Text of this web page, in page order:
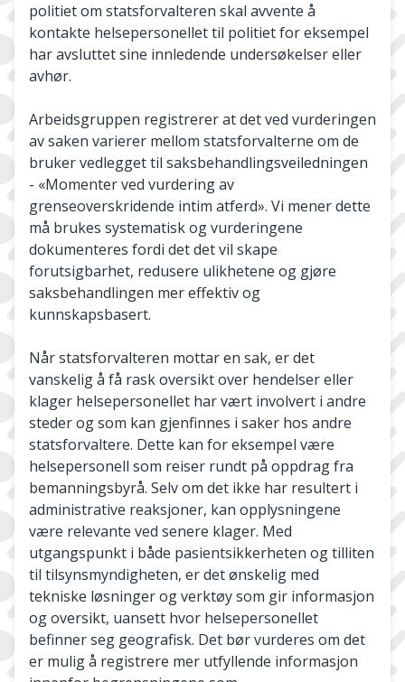
politiet om statsforvalteren skal avvente å
kontakte helsepersonellet til politiet for eksempel
har avsluttet sine innledende undersøkelser eller
avhør.
Arbeidsgruppen registrerer at det ved vurderingen
av saken varierer mellom statsforvalterne om de
bruker vedlegget til saksbehandlingsveiledningen
- «Momenter ved vurdering av
grenseoverskridende intim atferd». Vi mener dette
må brukes systematisk og vurderingene
dokumenteres fordi det det vil skape
forutsigbarhet, redusere ulikhetene og gjøre
saksbehandlingen mer effektiv og
kunnskapsbasert.
Når statsforvalteren mottar en sak, er det
vanskelig å få rask oversikt over hendelser eller
klager helsepersonellet har vært involvert i andre
steder og som kan gjenfinnes i saker hos andre
statsforvaltere. Dette kan for eksempel være
helsepersonell som reiser rundt på oppdrag fra
bemanningsbyrå. Selv om det ikke har resultert i
administrative reaksjoner, kan opplysningene
være relevante ved senere klager. Med
utgangspunkt i både pasientsikkerheten og tilliten
til tilsynsmyndigheten, er det ønskelig med
tekniske løsninger og verktøy som gir informasjon
og oversikt, uansett hvor helsepersonellet
befinner seg geografisk. Det bør vurderes om det
er mulig å registrere mer utfyllende informasjon